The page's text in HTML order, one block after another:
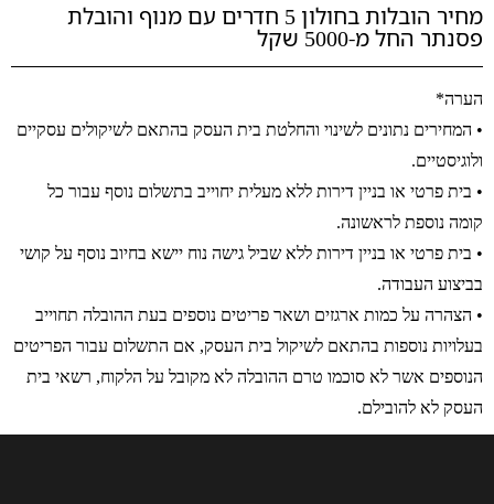
מחיר הובלות בחולון 5 חדרים עם מנוף והובלת
פסנתר החל מ-5000 שקל
הערה*
• המחירים נתונים לשינוי והחלטת בית העסק בהתאם לשיקולים עסקיים
ולוגיסטיים.
• בית פרטי או בניין דירות ללא מעלית יחוייב בתשלום נוסף עבור כל
קומה נוספת לראשונה.
• בית פרטי או בניין דירות ללא שביל גישה נוח יישא בחיוב נוסף על קושי
בביצוע העבודה.
• הצהרה על כמות ארגזים ושאר פריטים נוספים בעת ההובלה תחוייב
בעלויות נוספות בהתאם לשיקול בית העסק, אם התשלום עבור הפריטים
הנוספים אשר לא סוכמו טרם ההובלה לא מקובל על הלקוח, רשאי בית
העסק לא להובילם.